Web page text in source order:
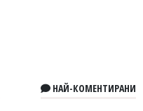
НАЙ-КОМЕНТИРАНИ